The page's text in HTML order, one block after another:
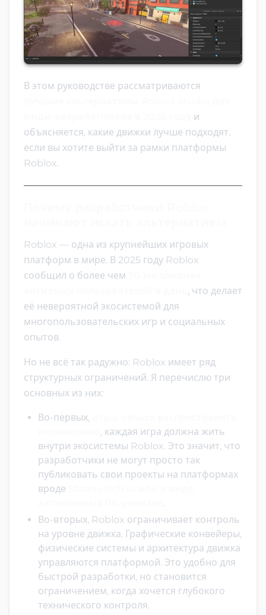
В этом руководстве рассматриваются
и
объясняется, какие движки лучше подходят,
если вы хотите выйти за рамки платформы
Roblox.
Roblox — одна из крупнейших игровых
платформ в мире. В 2025 году Roblox
сообщил о более чем
, что делает
её невероятной экосистемой для
многопользовательских игр и социальных
опытов.
Но не всё так радужно: Roblox имеет ряд
структурных ограничений. Я перечислю три
основных из них:
Во-первых,
, каждая игра должна жить
внутри экосистемы Roblox. Это значит, что
разработчики не могут просто так
публиковать свои проекты на платформах
вроде
.
Во-вторых, Roblox ограничивает контроль
на уровне движка. Графические конвейеры,
физические системы и архитектура движка
управляются платформой. Это удобно для
быстрой разработки, но становится
ограничением, когда хочется глубокого
технического контроля.